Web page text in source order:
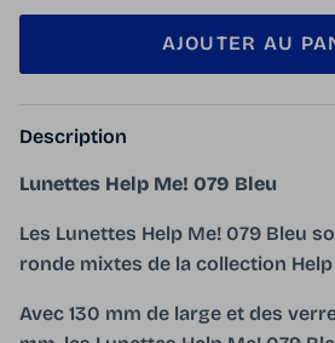
AJOUTER AU
Description
Lunettes Help Me! 079 Bleu
Les Lunettes Help Me! 079 Bleu
ronde mixtes de la collection Help
Avec 130 mm de large et des